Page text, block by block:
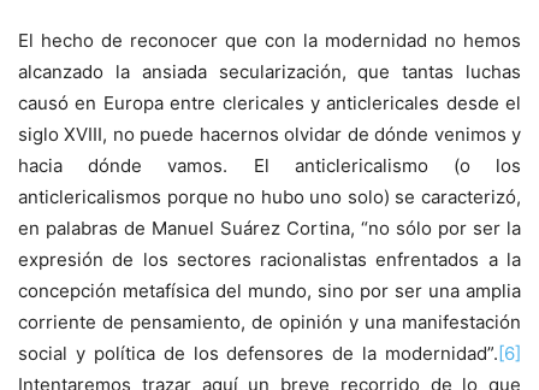
El hecho de reconocer que con la modernidad no hemos
alcanzado la ansiada secularización, que tantas luchas
causó en Europa entre clericales y anticlericales desde el
siglo XVIII, no puede hacernos olvidar de dónde venimos y
hacia dónde vamos. El anticlericalismo (o los
anticlericalismos porque no hubo uno solo) se caracterizó,
en palabras de Manuel Suárez Cortina, “no sólo por ser la
expresión de los sectores racionalistas enfrentados a la
concepción metafísica del mundo, sino por ser una amplia
corriente de pensamiento, de opinión y una manifestación
social y política de los defensores de la modernidad”. [6]
Intentaremos trazar aquí un breve recorrido de lo que